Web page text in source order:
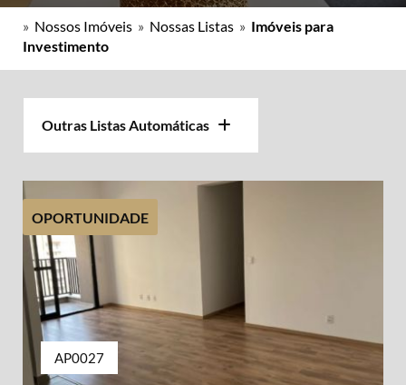
» Nossos Imóveis » Nossas Listas » Imóveis para
Investimento
Outras Listas Automáticas
OPORTUNIDADE
AP0027